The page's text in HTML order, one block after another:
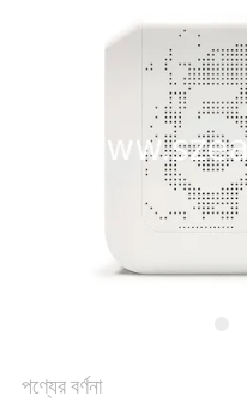
পণ্যের বর্ণনা